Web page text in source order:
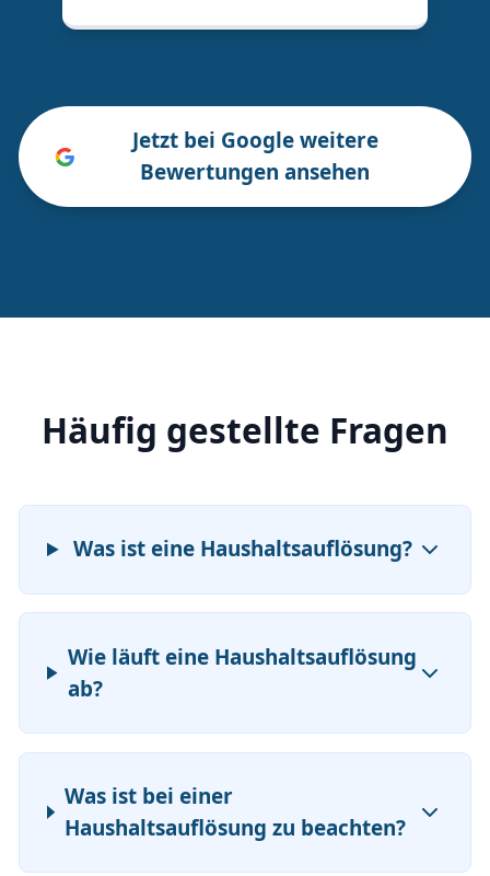
Jetzt bei Google weitere
Bewertungen ansehen
Häufig gestellte Fragen
Was ist eine Haushaltsauflösung?
Wie läuft eine Haushaltsauflösung
ab?
Was ist bei einer
Haushaltsauflösung zu beachten?